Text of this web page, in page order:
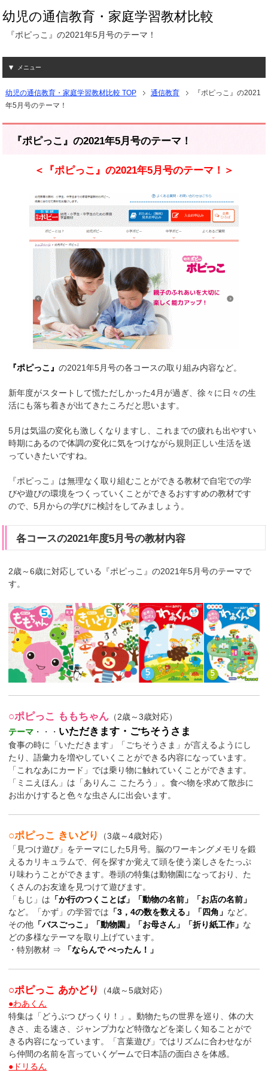
幼児の通信教育・家庭学習教材比較
『ポピっこ』の2021年5月号のテーマ！
メニュー
幼児の通信教育・家庭学習教材比較 TOP 通信教育
『ポピっこ』の2021
年5月号のテーマ！
『ポピっこ』の2021年5月号のテーマ！
＜『ポピっこ』の2021年5月号のテーマ！＞
『ポピっこ』の2021年5月号の各コースの取り組み内容など。
新年度がスタートして慌ただしかった4月が過ぎ、徐々に日々の生
活にも落ち着きが出てきたころだと思います。
5月は気温の変化も激しくなりますし、これまでの疲れも出やすい
時期にあるので体調の変化に気をつけながら規則正しい生活を送
っていきたいですね。
『ポピっこ』は無理なく取り組むことができる教材で自宅での学
びや遊びの環境をつくっていくことができるおすすめの教材です
ので、5月からの学びに検討をしてみましょう。
各コースの2021年度5月号の教材内容
2歳～6歳に対応している『ポピっこ』の2021年5月号のテーマで
す。
○ポピっこ ももちゃん （2歳～3歳対応）
テーマ ・・・ いただきます・ごちそうさま
食事の時に「いただきます」「ごちそうさま」が言えるようにし
たり、語彙力を増やしていくことができる内容になっています。
「これなあにカード」では乗り物に触れていくことができます。
「ミニえほん」は「ありんこ こたろう」。食べ物を求めて散歩に
お出かけすると色々な虫さんに出会います。
○ポピっこ きいどり
（3歳～4歳対応）
「見つけ遊び」をテーマにした5月号。脳のワーキングメモリを鍛
えるカリキュラムで、何を探すか覚えて頭を使う楽しさをたっぷ
り味わうことができます。巻頭の特集は動物園になっており、た
くさんのお友達を見つけて遊びます。
「もじ」は 「か行のつくことば」「動物の名前」「お店の名前」
など。「かず」の学習では 「3，4の数を数える」「四角」 など。
その他 「バスごっこ」「動物園」「お母さん」「折り紙工作」 な
どの多様なテーマを取り上げています。
・特別教材 ⇒
「ならんで ぺったん！」
○ポピっこ あかどり
（4歳～5歳対応）
●わあくん
特集は「どうぶつ びっくり！」。動物たちの世界を巡り、体の大
きさ、走る速さ、ジャンプ力など特徴などを楽しく知ることがで
きる内容になっています。「言葉遊び」ではリズムに合わせなが
ら仲間の名前を言っていくゲームで日本語の面白さを体感。
●ドリるん